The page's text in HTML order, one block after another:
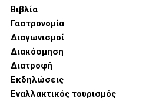
Βιβλία
Γαστρονομία
Διαγωνισμοί
Διακόσμηση
Διατροφή
Εκδηλώσεις
Εναλλακτικός τουρισμός